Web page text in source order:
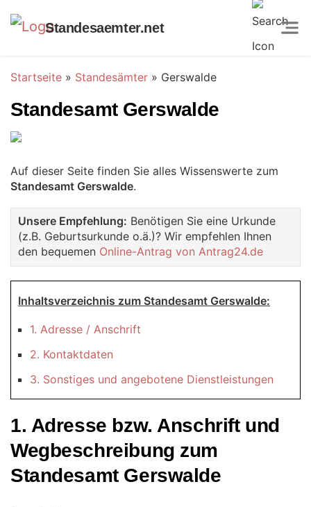
Standesaemter.net
Startseite » Standesämter » Gerswalde
Standesamt Gerswalde
Auf dieser Seite finden Sie alles Wissenswerte zum
Standesamt Gerswalde.
Unsere Empfehlung: Benötigen Sie eine Urkunde
(z.B. Geburtsurkunde o.ä.)? Wir empfehlen Ihnen
den bequemen Online-Antrag von Antrag24.de
Inhaltsverzeichnis zum Standesamt Gerswalde:
1. Adresse / Anschrift
2. Kontaktdaten
3. Sonstiges und angebotene Dienstleistungen
1. Adresse bzw. Anschrift und
Wegbeschreibung zum
Standesamt Gerswalde